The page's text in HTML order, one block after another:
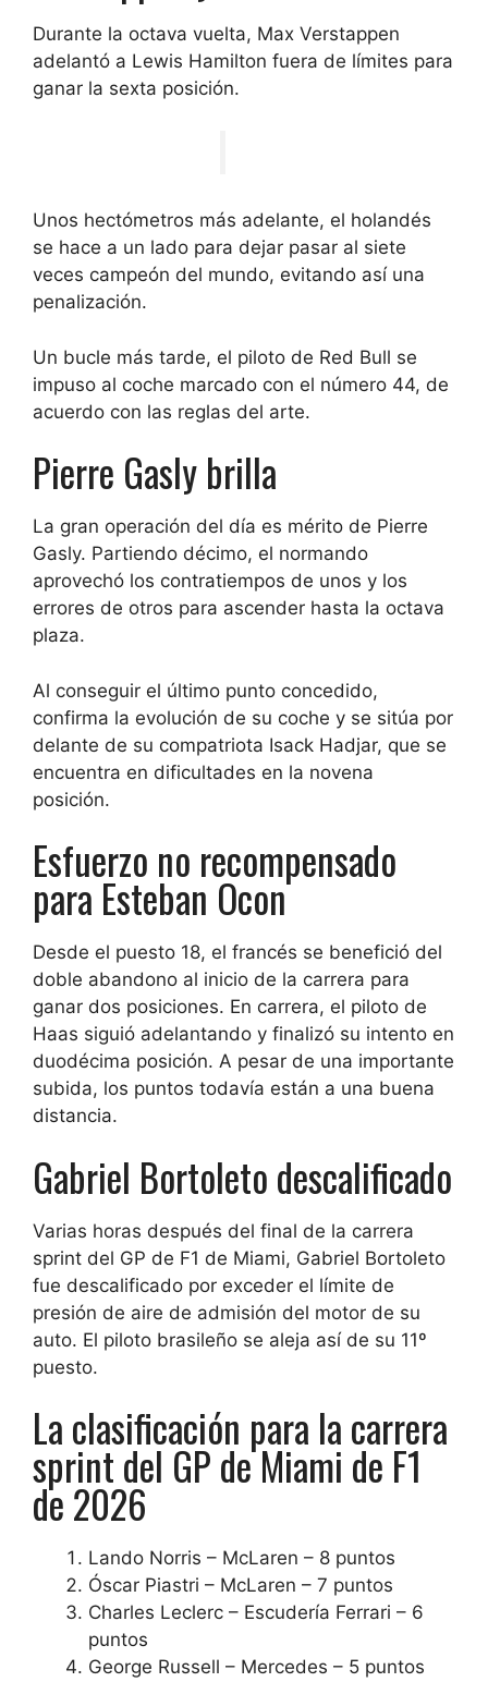
Durante la octava vuelta, Max Verstappen
adelantó a Lewis Hamilton fuera de límites para
ganar la sexta posición.
Unos hectómetros más adelante, el holandés
se hace a un lado para dejar pasar al siete
veces campeón del mundo, evitando así una
penalización.
Un bucle más tarde, el piloto de Red Bull se
impuso al coche marcado con el número 44, de
acuerdo con las reglas del arte.
Pierre Gasly brilla
La gran operación del día es mérito de Pierre
Gasly. Partiendo décimo, el normando
aprovechó los contratiempos de unos y los
errores de otros para ascender hasta la octava
plaza.
Al conseguir el último punto concedido,
confirma la evolución de su coche y se sitúa por
delante de su compatriota Isack Hadjar, que se
encuentra en dificultades en la novena
posición.
Esfuerzo no recompensado
para Esteban Ocon
Desde el puesto 18, el francés se benefició del
doble abandono al inicio de la carrera para
ganar dos posiciones. En carrera, el piloto de
Haas siguió adelantando y finalizó su intento en
duodécima posición. A pesar de una importante
subida, los puntos todavía están a una buena
distancia.
Gabriel Bortoleto descalificado
Varias horas después del final de la carrera
sprint del GP de F1 de Miami, Gabriel Bortoleto
fue descalificado por exceder el límite de
presión de aire de admisión del motor de su
auto. El piloto brasileño se aleja así de su 11º
puesto.
La clasificación para la carrera
sprint del GP de Miami de F1
de 2026
Lando Norris – McLaren – 8 puntos
Óscar Piastri – McLaren – 7 puntos
Charles Leclerc – Escudería Ferrari – 6
puntos
George Russell – Mercedes – 5 puntos